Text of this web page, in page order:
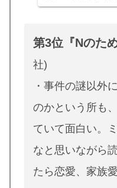
第3位『Nのため
社)
・事件の謎以外
のかという所も
ていて面白い。
なと思いながら
たら恋愛、家族